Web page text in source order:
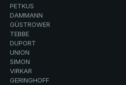
PETKUS
DAMMANN
GÜSTROWER
TEBBE
DUPORT
UNION
SIMON
VIRKAR
GERINGHOFF